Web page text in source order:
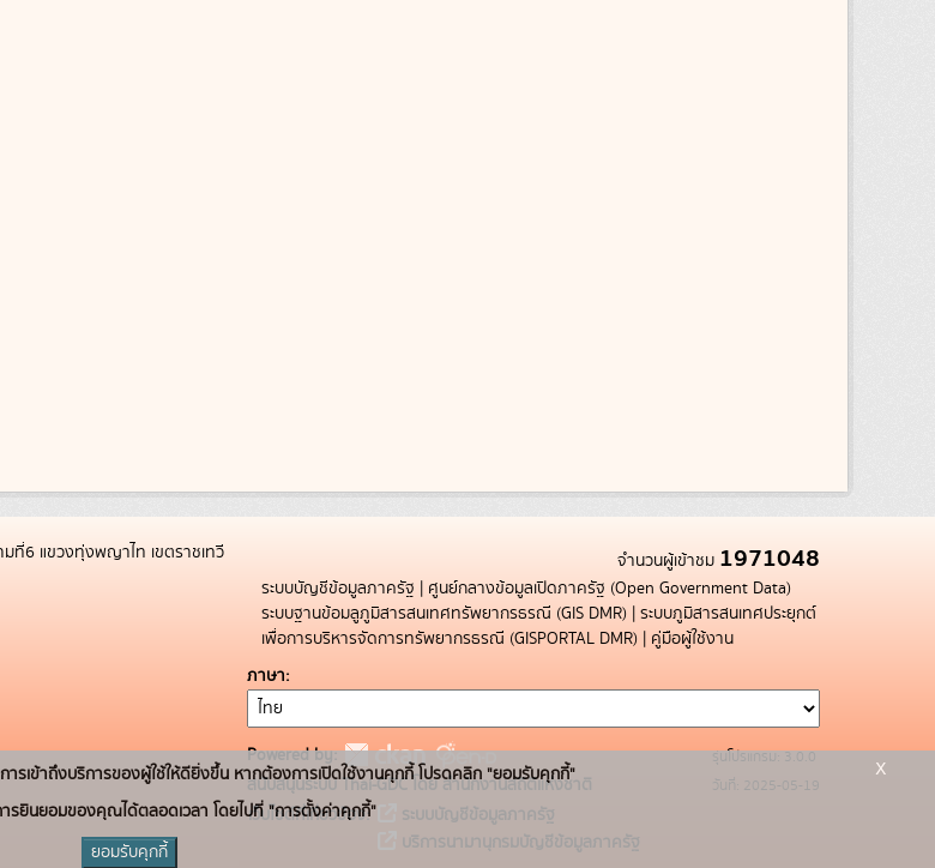
ที่6 แขวงทุ่งพญาไท เขตราชเทวี
จำนวนผู้เข้าชม 1971048
ระบบบัญชีข้อมูลภาครัฐ | ศูนย์กลางข้อมูลเปิดภาครัฐ (Open Government Data)
ระบบฐานข้อมลูภูมิสารสนเทศทรัพยากรธรณี (GIS DMR) | ระบบภูมิสารสนเทศประยุกต์
เพื่อการบริหารจัดการทรัพยากรธรณี (GISPORTAL DMR) | คู่มือผู้ใช้งาน
ภาษา
Powered by:
สนับสนุนระบบ Thai-GDC โดย สำนักงานสถิติแห่งชาติ
เว็บไซต์ที่เกี่ยวข้อง:
ระบบบัญชีข้อมูลภาครัฐ
บริการนามานุกรมบัญชีข้อมูลภาครัฐ
รุ่นโปรแกรม: 3.0.0
วันที่: 2025-05-19
รเข้าถึงบริการของผู้ใช้ให้ดียิ่งขึ้น หากต้องการเปิดใช้งานคุกกี้ โปรดคลิก "ยอมรับคุกกี้"
รยินยอมของคุณได้ตลอดเวลา โดยไปที่ "การตั้งค่าคุกกี้"
ยอมรับคุกกี้
x